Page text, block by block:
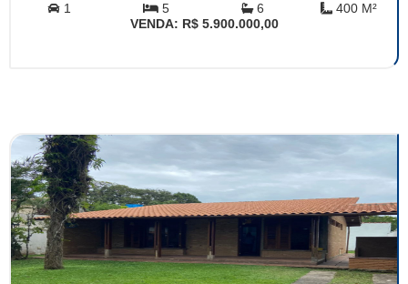
1 5 6
400 M²
VENDA: R$ 5.900.000,00